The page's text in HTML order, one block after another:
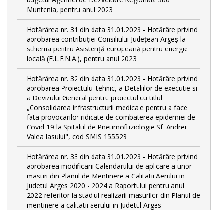
Muntenia, pentru anul 2023
Hotărârea nr. 31 din data 31.01.2023 - Hotărâre privind
aprobarea contribuției Consiliului Județean Argeș la
schema pentru Asistență europeană pentru energie
locală (E.L.E.N.A.), pentru anul 2023
Hotărârea nr. 32 din data 31.01.2023 - Hotărâre privind
aprobarea Proiectului tehnic, a Detaliilor de executie si
a Devizului General pentru proiectul cu titlul
„Consolidarea infrastructurii medicale pentru a face
fata provocarilor ridicate de combaterea epidemiei de
Covid-19 la Spitalul de Pneumoftiziologie Sf. Andrei
Valea Iasului", cod SMIS 155528
Hotărârea nr. 33 din data 31.01.2023 - Hotărâre privind
aprobarea modificarii Calendarului de aplicare a unor
masuri din Planul de Mentinere a Calitatii Aerului in
Judetul Arges 2020 - 2024 a Raportului pentru anul
2022 referitor la stadiul realizarii masurilor din Planul de
mentinere a calitatii aerului in Judetul Arges